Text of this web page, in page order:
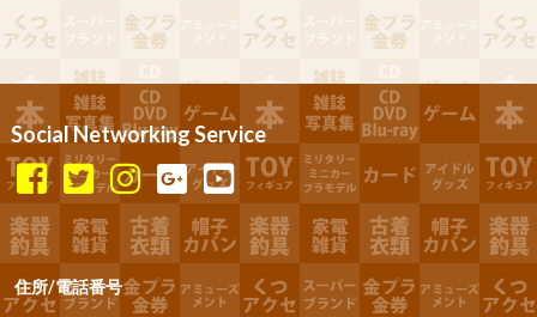
Social Networking Service
住所/電話番号